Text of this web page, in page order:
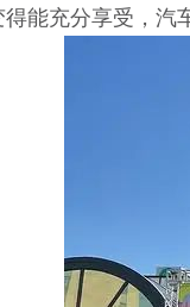
得能充分享受，汽